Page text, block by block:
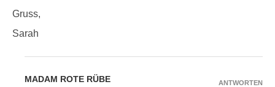
Gruss,
Sarah
MADAM ROTE RÜBE ANTWORTEN